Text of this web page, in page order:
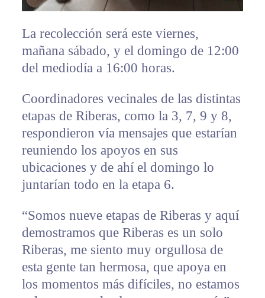
La recolección será este viernes,
mañana sábado, y el domingo de 12:00
del mediodía a 16:00 horas.
Coordinadores vecinales de las distintas
etapas de Riberas, como la 3, 7, 9 y 8,
respondieron vía mensajes que estarían
reuniendo los apoyos en sus
ubicaciones y de ahí el domingo lo
juntarían todo en la etapa 6.
“Somos nueve etapas de Riberas y aquí
demostramos que Riberas es un solo
Riberas, me siento muy orgullosa de
esta gente tan hermosa, que apoya en
los momentos más difíciles, no estamos